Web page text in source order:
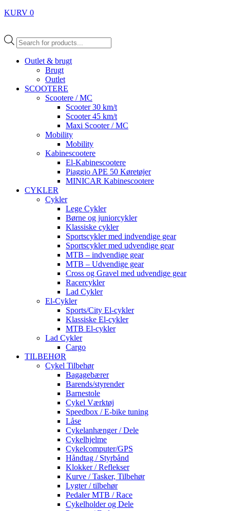
KURV 0
Products
search
Outlet & brugt
Brugt
Outlet
SCOOTERE
Scootere / MC
Scooter 30 km/t
Scooter 45 km/t
Maxi Scooter / MC
Mobility
Mobility
Kabinescootere
El-Kabinescootere
Piaggio APE 50 Køretøjer
MINICAR Kabinescootere
CYKLER
Cykler
Lege Cykler
Børne og juniorcykler
Klassiske cykler
Sportscykler med indvendige gear
Sportscykler med udvendige gear
MTB – indvendige gear
MTB – Udvendige gear
Cross og Gravel med udvendige gear
Racercykler
Lad Cykler
El-Cykler
Sports/City El-cykler
Klassiske El-cykler
MTB El-cykler
Lad Cykler
Cargo
TILBEHØR
Cykel Tilbehør
Bagagebærer
Barends/styrender
Barnestole
Cykel Værktøj
Speedbox / E-bike tuning
Låse
Cykelanhænger / Dele
Cykelhjelme
Cykelcomputer/GPS
Håndtag / Styrbånd
Klokker / Reflekser
Kurve / Tasker, Tilbehør
Lygter / tilbehør
Pedaler MTB / Race
Cykelholder og Dele